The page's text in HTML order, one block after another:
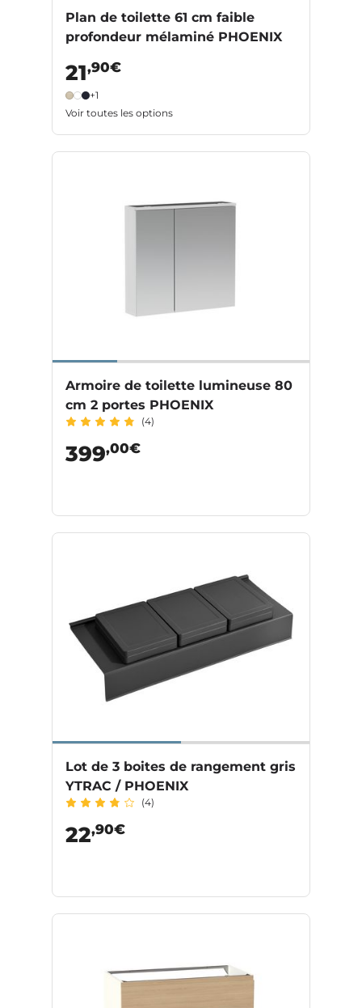
Plan de toilette 61 cm faible
profondeur mélaminé PHOENIX
21,90€
+1
Voir toutes les options
Armoire de toilette lumineuse 80
cm 2 portes PHOENIX
(4)
399,00€
Lot de 3 boites de rangement gris
YTRAC / PHOENIX
(4)
22,90€